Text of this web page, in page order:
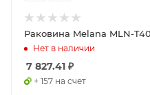
Раковина Melana MLN-
Нет в наличии
7 827.41 ₽
+ 157 на счет